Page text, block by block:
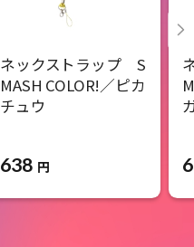
ネックストラップ S
MASH COLOR!／ピカ
チュウ
638 円